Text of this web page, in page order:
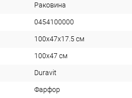
Раковина
0454100000
100x47x17.5 см
100x47 см
Duravit
Фарфор